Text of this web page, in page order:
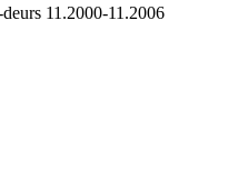
11.2000-11.2006